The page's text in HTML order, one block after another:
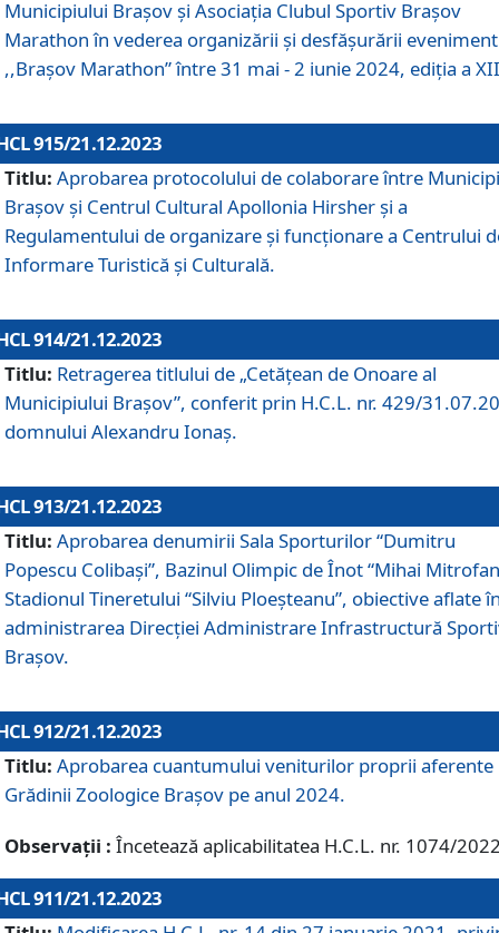
Municipiului Brașov și Asociația Clubul Sportiv Brașov
Marathon în vederea organizării și desfășurării
,,Brașov Marathon” între 31 mai - 2 iunie 2024, ediția a
915/21.12.2023
Titlu: Aprobarea protocolului de colaborare între
Brașov și Centrul Cultural Apollonia Hirsher și a
Regulamentului de organizare și funcționare a Centrului
Informare Turistică și Culturală.
914/21.12.2023
Titlu: Retragerea titlului de „Cetățean de Onoare al
Municipiului Brașov”, conferit prin H.C.L. nr. 429/
domnului Alexandru Ionaș.
913/21.12.2023
Titlu: Aprobarea denumirii Sala Sporturilor “Dumitru
Popescu Colibași”, Bazinul Olimpic de Înot “Mihai
Stadionul Tineretului “Silviu Ploeșteanu”, obiective aflate
administrarea Direcției Administrare Infrastructură
Brașov.
912/21.12.2023
Titlu: Aprobarea cuantumului veniturilor proprii aferente
Grădinii Zoologice Braşov pe anul 2024.
Observații : Încetează aplicabilitatea H.C.L. nr. 1074/
911/21.12.2023